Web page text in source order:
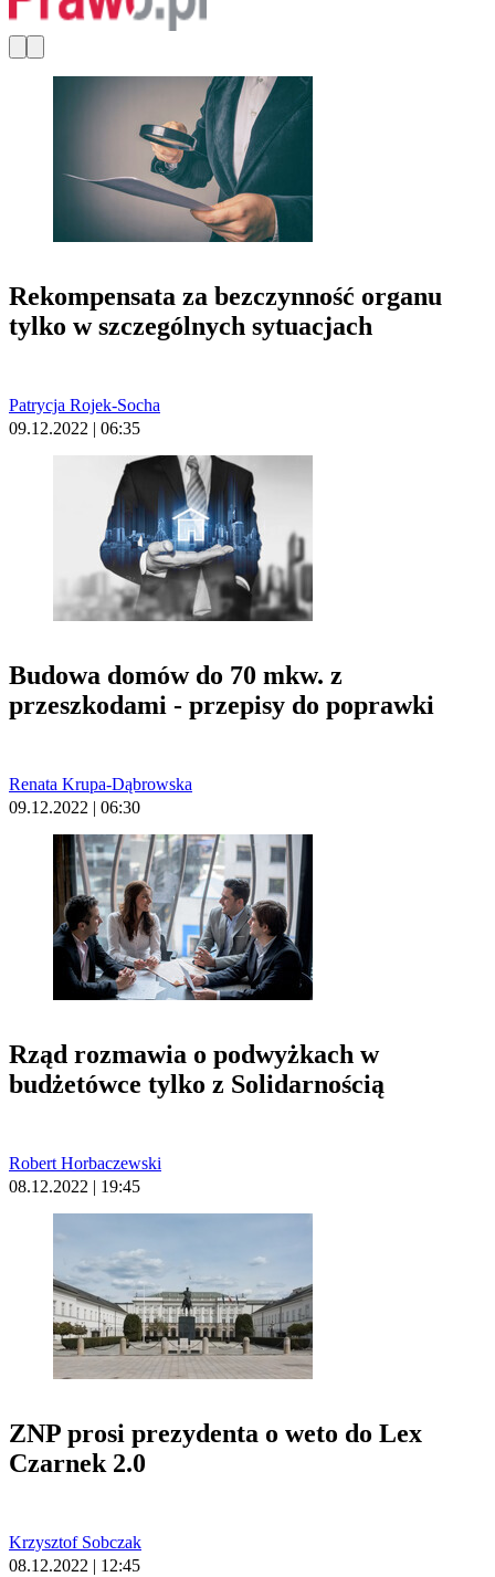
Rekompensata za bezczynność organu
tylko w szczególnych sytuacjach
Patrycja Rojek-Socha
09.12.2022 | 06:35
Budowa domów do 70 mkw. z
przeszkodami - przepisy do poprawki
Renata Krupa-Dąbrowska
09.12.2022 | 06:30
Rząd rozmawia o podwyżkach w
budżetówce tylko z Solidarnością
Robert Horbaczewski
08.12.2022 | 19:45
ZNP prosi prezydenta o weto do Lex
Czarnek 2.0
Krzysztof Sobczak
08.12.2022 | 12:45